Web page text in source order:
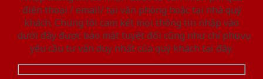
điện thoại / email/ tại văn phòng hoặc tại nhà quý
khách. Chúng tôi cam kết mọi thông tin nhập vào
dưới đây được bảo mật tuyệt đối cũng như chỉ phục vụ
yêu cầu tư vấn duy nhất của quý khách tại đây.